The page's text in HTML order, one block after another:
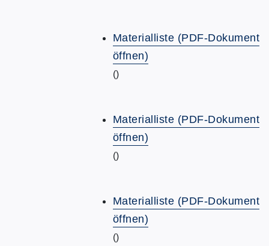
Materialliste (PDF-Dokument
öffnen)
()
Materialliste (PDF-Dokument
öffnen)
()
Materialliste (PDF-Dokument
öffnen)
()